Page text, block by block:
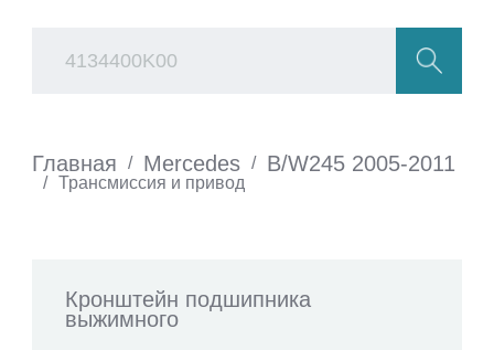
Главная / Mercedes / B/W245 2005-2011
/ Трансмиссия и привод
Кронштейн подшипника
выжимного